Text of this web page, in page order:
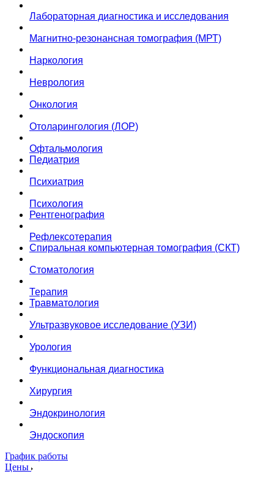
Лабораторная диагностика и исследования
Магнитно-резонансная томография (МРТ)
Наркология
Неврология
Онкология
Отоларингология (ЛОР)
Офтальмология
Педиатрия
Психиатрия
Психология
Рентгенография
Рефлексотерапия
Спиральная компьютерная томография (СКТ)
Стоматология
Терапия
Травматология
Ультразвуковое исследование (УЗИ)
Урология
Функциональная диагностика
Хирургия
Эндокринология
Эндоскопия
График работы
Цены